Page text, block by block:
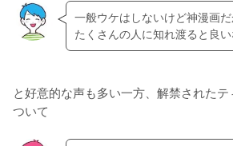
一般ウケはしないけど神漫画
たくさんの人に知れ渡ると良
と好意的な声も多い一方、解禁された
ついて